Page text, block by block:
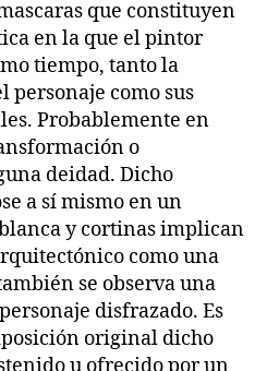
que constituyen
en la que el pintor
tiempo, tanto la
como sus
Probablemente en
o
deidad. Dicho
a sí mismo en un
y cortinas implican
como una
se observa una
disfrazado. Es
original dicho
u ofrecido por un